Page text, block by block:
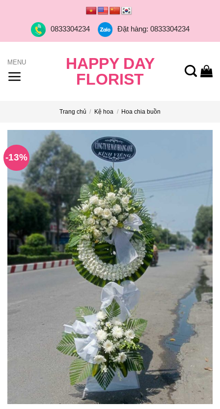
0833304234 Đặt hàng: 0833304234
HAPPY DAY
FLORIST
Trang chủ / Kệ hoa / Hoa chia buồn
-13%